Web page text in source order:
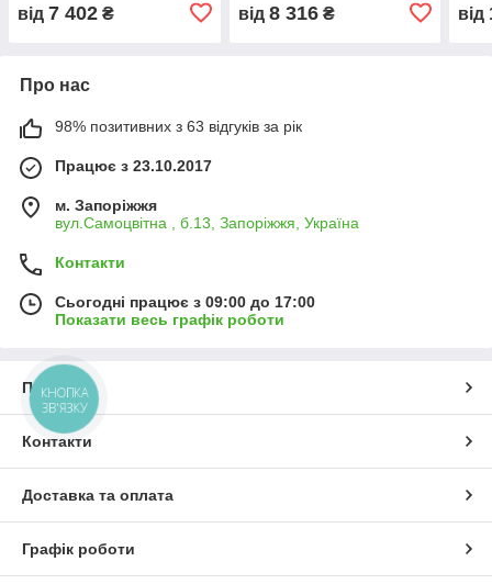
від 7 402 ₴ від 8 316₴ від
Про нас
98% позитивних з 63 відгуків за рік
Працює з 23.10.2017
м. Запоріжжя
вул.Самоцвітна , б.13, Запоріжжя, Україна
Контакти
Сьогодні працює з 09:00 до 17:00
Показати весь графік роботи
Про нас
Контакти
Доставка та оплата
Графік роботи
КНОПКА
ЗВ'ЯЗКУ